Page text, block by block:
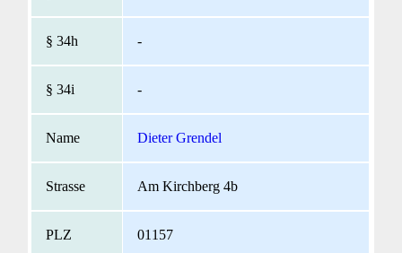
-
-
Dieter Grendel
Am Kirchberg 4b
01157